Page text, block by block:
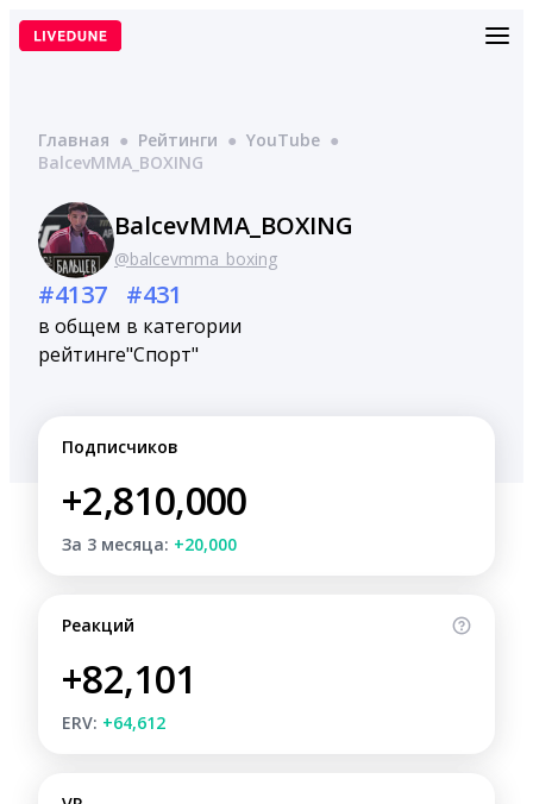
Перейти
Главная ● Рейтинги ● YouTube ●
BalcevMMA_BOXING
BalcevMMA_BOXING
@balcevmma_boxing
#4137
в общем
рейтинге
#431
в категории
"Спорт"
Подписчиков
+2,810,000
За 3 месяца: +20,000
Реакций
+82,101
ERV: +64,612